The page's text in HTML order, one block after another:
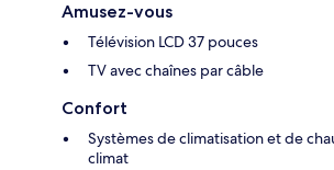
Amusez-vous
Télévision LCD 37 pouces
TV avec chaînes par câble
Confort
Systèmes de climatisation et de
climat